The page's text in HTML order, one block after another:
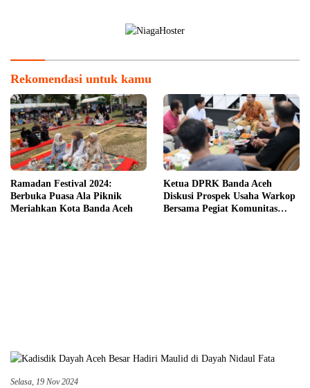
Rekomendasi untuk kamu
Ramadan Festival 2024:
Berbuka Puasa Ala Piknik
Meriahkan Kota Banda Aceh
Ketua DPRK Banda Aceh
Diskusi Prospek Usaha Warkop
Bersama Pegiat Komunitas
Selasa, 19 Nov 2024